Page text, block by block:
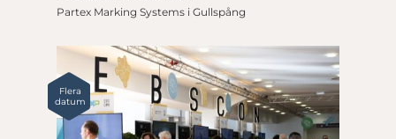
Partex Marking Systems i Gullspång
Flera
datum